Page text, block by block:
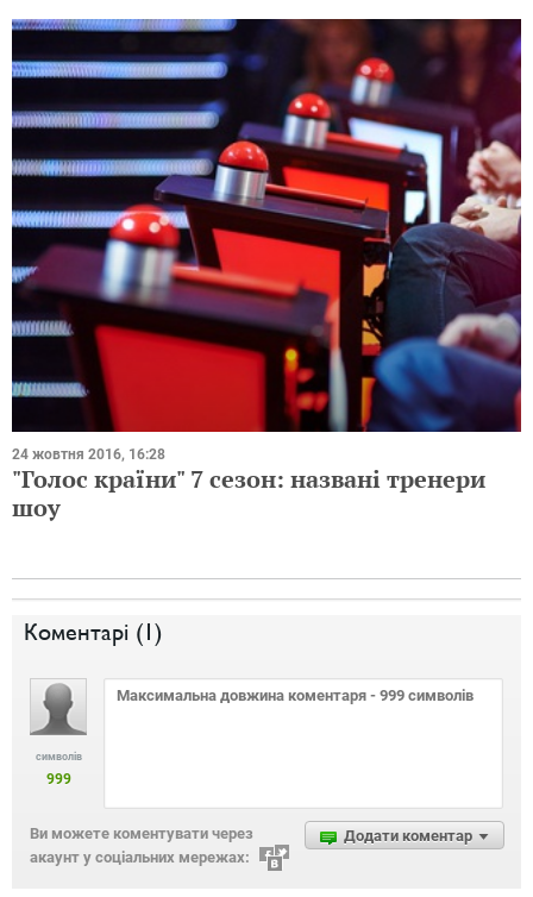
24 жовтня 2016, 16:28
"Голос країни" 7 сезон: названі тренери
шоу
Коментарі (1)
символів
999
Додати коментар
Ви можете коментувати через
акаунт у соціальних мережах: